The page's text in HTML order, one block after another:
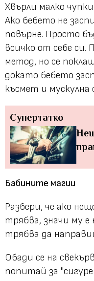
Хвърли малко
Ако бебето не
повърне. Просто
всичко от себе
метод, но се
докато бебето
късмет и мускулна
Супертатко
Бабините магии
Разбери, че ако
трябва, значи му е
трябва да
Обади се на
попитай за